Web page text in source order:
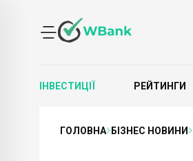
ІНВЕСТИЦІЇ РЕЙТИНГИ
ГОЛОВНА БІЗНЕС НОВИНИ